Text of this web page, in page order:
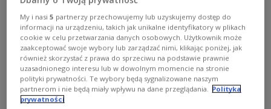
My i nasi5 partnerzy przechowujemy lub uzyskujemy dostęp do
informacji na urządzeniu, takich jak unikalne identyfikatory w plikach
cookie w celu przetwarzania danych osobowych. Użytkownik może
zaakceptować swoje wybory lub zarządzać nimi, klikając poniżej, jak
również skorzystać z prawa do sprzeciwu na podstawie prawnie
uzasadnionego interesu lub w dowolnym momencie na stronie
polityki prywatności. Te wybory będą sygnalizowane naszym
partnerom i nie będą miały wpływu na dane przeglądania.
Polityka
prywatności